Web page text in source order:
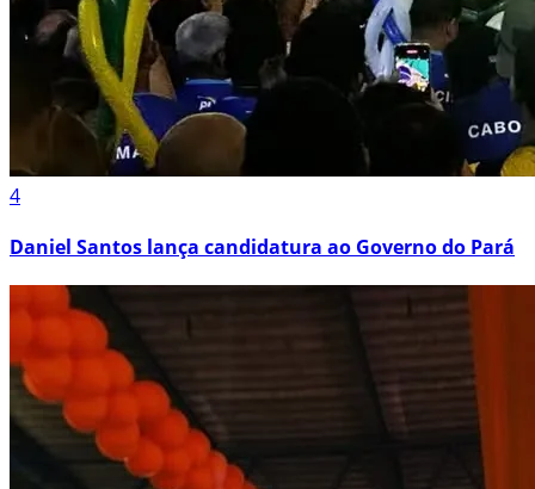
4
Daniel Santos lança candidatura ao Governo do Pará